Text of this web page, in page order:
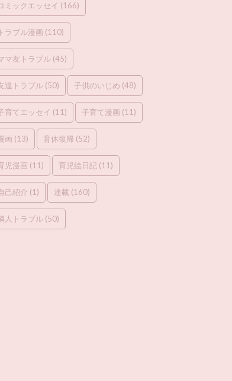
ミックエッセイ (166)
トラブル漫画 (110)
マ友トラブル (45)
達トラブル (50) 子供のいじめ (48)
育てエッセイ (11) 子育て漫画 (11)
画 (13) 育休復帰 (52)
児漫画 (11) 育児絵日記 (11)
己紹介 (1) 連載 (160)
人トラブル (50)